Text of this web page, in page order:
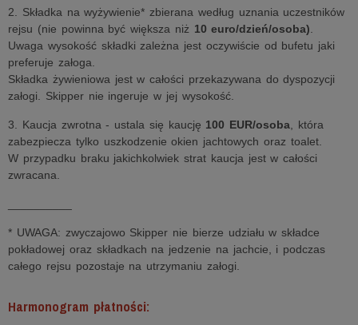
2. Składka na wyżywienie* zbierana według uznania uczestników
rejsu (nie powinna być większa niż 10 euro/dzień/osoba)
Uwaga wysokość składki zależna jest oczywiście od bufetu jaki
preferuje załoga.
Składka żywieniowa jest w całości przekazywana do dyspozycji
załogi. Skipper nie ingeruje w jej wysokość.
3. Kaucja zwrotna - ustala się kaucję 100 EUR/osoba , która
zabezpiecza tylko uszkodzenie okien jachtowych oraz toalet.
W przypadku braku jakichkolwiek strat kaucja jest w całości
zwracana.
* UWAGA: zwyczajowo Skipper nie bierze udziału w składce
pokładowej oraz składkach na jedzenie na jachcie, i podczas
całego rejsu pozostaje na utrzymaniu załogi.
Harmonogram płatności: